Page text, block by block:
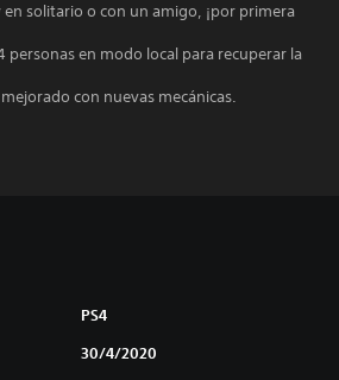
en solitario o con un amigo, ¡por primera
personas en modo local para recuperar la
con nuevas mecánicas.
PS4
30/4/2020